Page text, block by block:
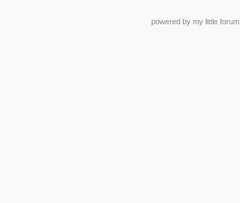
powered by my little forum